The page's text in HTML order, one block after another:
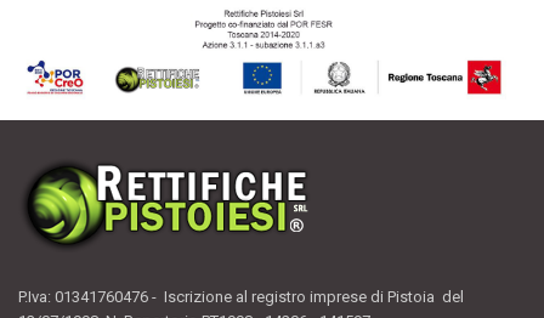
P.Iva: 01341760476 - Iscrizione al registro imprese di Pistoia del